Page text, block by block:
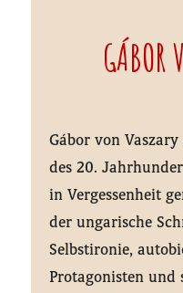
GÁBOR
Gábor von
des 20.
in Vergessenheit
der ungarische
Selbstironie,
Protagonisten